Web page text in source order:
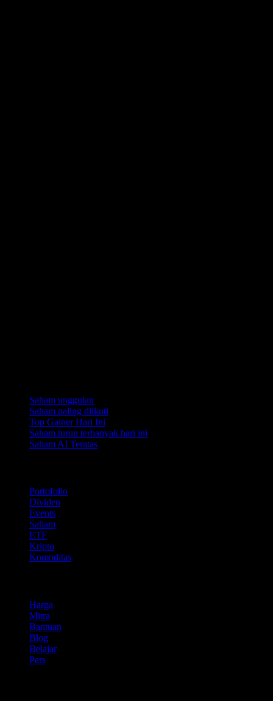
Saham unggulan
Saham paling diikuti
Top Gainer Hari Ini
Saham turun terbanyak hari ini
Saham AI Teratas
Portofolio
Dividen
Events
Saham
ETF
Kripto
Komoditas
Harga
Mitra
Bantuan
Blog
Belajar
Pers